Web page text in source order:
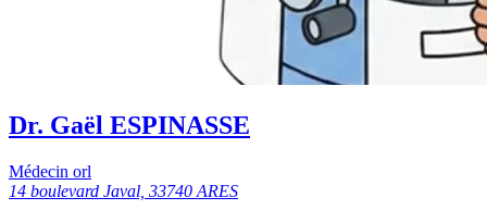
Dr. Gaël ESPINASSE
Médecin orl
14 boulevard Javal, 33740 ARES